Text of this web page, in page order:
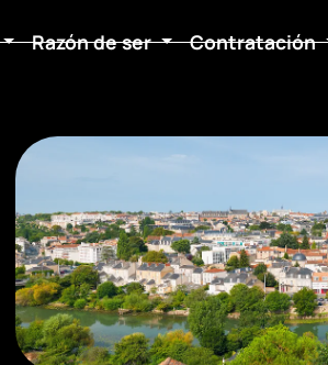
Razón de ser Contratación